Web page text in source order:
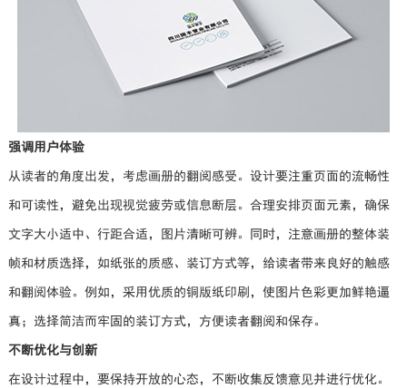
强调用户体验
从读者的角度出发，考虑画册的翻阅感受。设计要注重页面的流畅性
和可读性，避免出现视觉疲劳或信息断层。合理安排页面元素，确保
文字大小适中、行距合适，图片清晰可辨。同时，注意画册的整体装
帧和材质选择，如纸张的质感、装订方式等，给读者带来良好的触感
和翻阅体验。例如，采用优质的铜版纸印刷，使图片色彩更加鲜艳逼
真；选择简洁而牢固的装订方式，方便读者翻阅和保存。
不断优化与创新
在设计过程中，要保持开放的心态，不断收集反馈意见并进行优化。